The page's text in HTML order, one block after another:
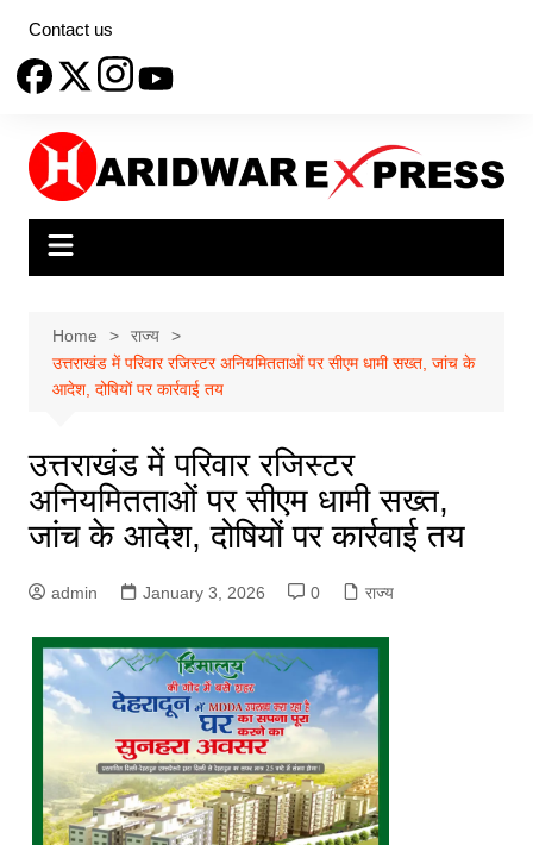
content
Contact us
Home
राज्य
उत्तराखंड में परिवार रजिस्टर अनियमितताओं पर सीएम धामी सख्त, जांच के
आदेश, दोषियों पर कार्रवाई तय
उत्तराखंड में परिवार रजिस्टर
अनियमितताओं पर सीएम धामी सख्त,
जांच के आदेश, दोषियों पर कार्रवाई तय
admin January 3, 2026 0 राज्य